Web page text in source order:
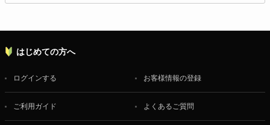
はじめての方へ
ログインする お客様情報の登録
ご利用ガイド よくあるご質問